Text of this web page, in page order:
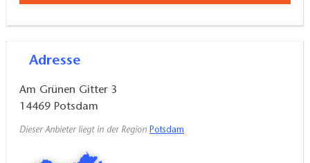
Adresse
Am Grünen Gitter 3
14469 Potsdam
Dieser Anbieter liegt in der Region Potsdam